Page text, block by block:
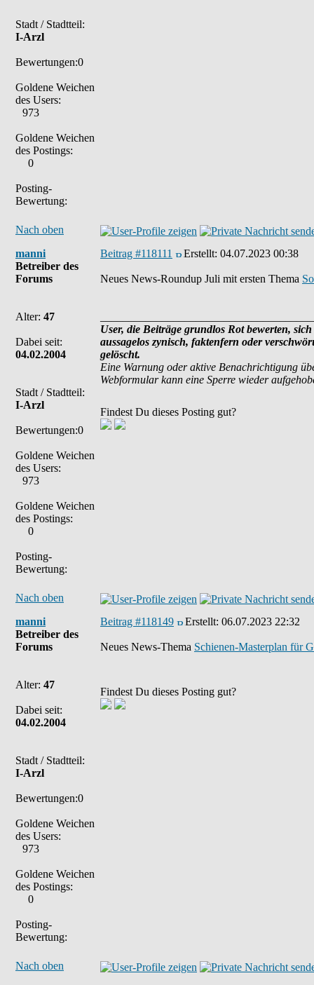
Stadt / Stadtteil:
I-Arzl
Bewertungen:0
Goldene Weichen
des Users:
973
Goldene Weichen
des Postings:
0
Posting-
Bewertung:
Nach oben
manni
Betreiber des
Forums
Alter: 47
Dabei seit:
04.02.2004
Stadt / Stadtteil:
I-Arzl
Bewertungen:0
Goldene Weichen
des Users:
973
Goldene Weichen
des Postings:
0
Posting-
Bewertung:
Beitrag #118111 Erstellt: 04.07.2023 00:38
Neues News-Roundup Juli mit ersten Thema
User, die Beiträge grundlos Rot bewerten,
aussagelos zynisch, faktenfern oder
gelöscht.
Eine Warnung oder aktive Benachrichtigung
Webformular kann eine Sperre wieder
Findest Du dieses Posting gut?
Nach oben
manni
Betreiber des
Forums
Alter: 47
Dabei seit:
04.02.2004
Stadt / Stadtteil:
I-Arzl
Bewertungen:0
Goldene Weichen
des Users:
973
Goldene Weichen
des Postings:
0
Posting-
Bewertung:
Beitrag #118149 Erstellt: 06.07.2023 22:32
Neues News-Thema Schienen-Masterplan für
Findest Du dieses Posting gut?
Nach oben